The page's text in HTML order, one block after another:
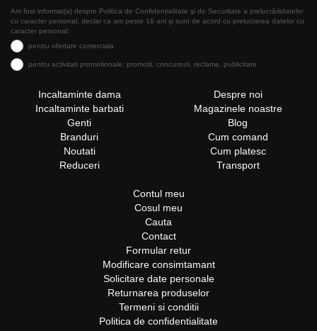
Am fost informat(a) despre Politica de Confidențialitate şi de Securitate a prelucrăriidatelor
cu caracter personal, declar ca am peste 16 ani și sunt de acord cu prelucrarea datelor cu
caracter personal:
pentru ofertare comerciala
pentru activitati promotionale: promotii, concursuri, reclame, publicitate
Incaltaminte dama
Incaltaminte barbati
Genti
Branduri
Noutati
Reduceri
Despre noi
Magazinele noastre
Blog
Cum comand
Cum platesc
Transport
Contul meu
Cosul meu
Cauta
Contact
Formular retur
Modificare consimtamant
Solicitare date personale
Returnarea produselor
Termeni si conditii
Politica de confidentialitate